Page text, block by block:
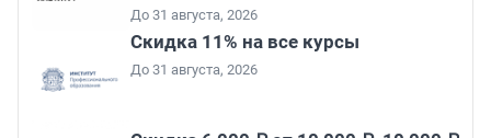
До 31 августа, 2026
Скидка 11% на все курсы
До 31 августа, 2026